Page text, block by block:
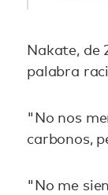
Nakate, de
palabra
"No nos
carbonos,
"No me